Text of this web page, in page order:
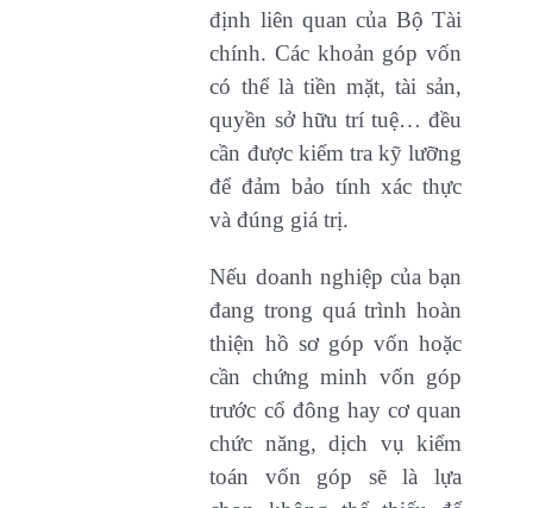
định liên quan của Bộ Tài
chính. Các khoản góp vốn
có thể là tiền mặt, tài sản,
quyền sở hữu trí tuệ… đều
cần được kiểm tra kỹ lưỡng
để đảm bảo tính xác thực
và đúng giá trị.
Nếu doanh nghiệp của bạn
đang trong quá trình hoàn
thiện hồ sơ góp vốn hoặc
cần chứng minh vốn góp
trước cổ đông hay cơ quan
chức năng, dịch vụ kiểm
toán vốn góp sẽ là lựa